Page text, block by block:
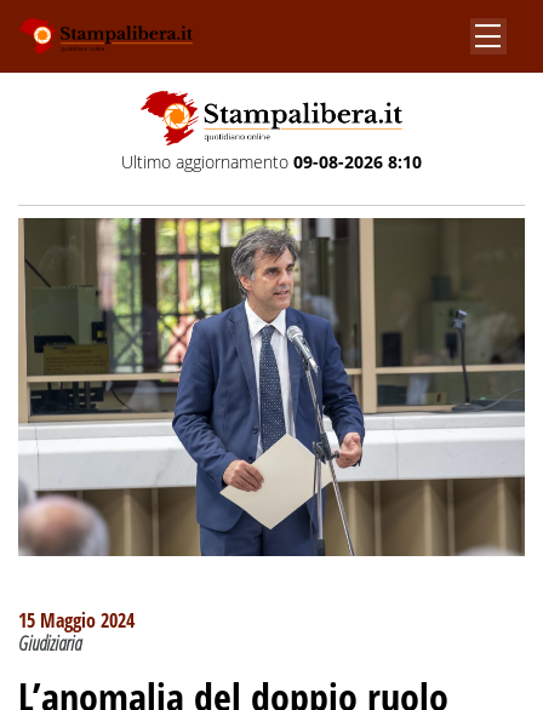
Ultimo aggiornamento 09-08-2026 8:10
15 Maggio 2024
Giudiziaria
L’anomalia del doppio ruolo